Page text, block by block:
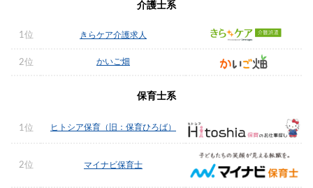
介護士系
1位 きらケア介護求人
2位 かいご畑
保育士系
1位 ヒトシア保育（旧：保育ひろば）
2位 マイナビ保育士